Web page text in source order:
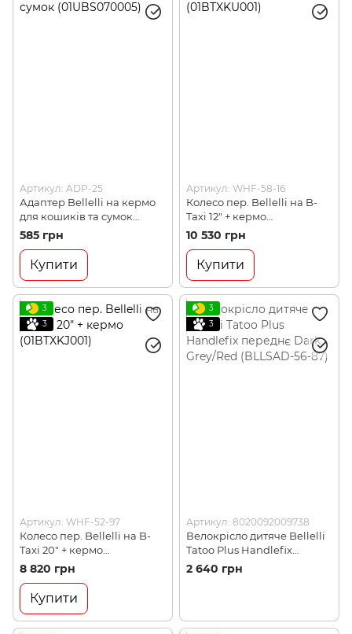
Артикул: ADP-25
Адаптер Bellelli на кермо
для кошиків та сумок
(01UBS070005)
585 грн
Купити
Артикул: WHF-58-16
Колесо пер. Bellelli на B-
Taxi 12" + кермо
(01BTXKU001)
10 530 грн
Купити
3
3
Артикул: WHF-52-97
Колесо пер. Bellelli на B-
Taxi 20" + кермо
(01BTXKJ001)
8 820 грн
Купити
3
3
Артикул: 8020092009738
Велокрісло дитяче Bellelli
Tatoo Plus Handlefix
переднє Dark Grey/Red
(BLLSAD-56-87)
2 640 грн